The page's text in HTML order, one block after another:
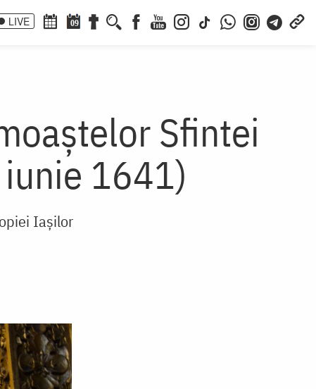
LIVE 09
Sfintei
1641)
Iașilor